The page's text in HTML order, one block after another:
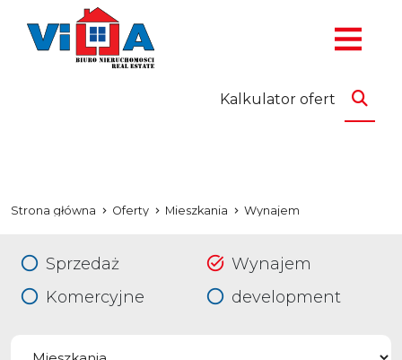
Kalkulator ofert
Strona główna Oferty Mieszkania Wynajem
Sprzedaż
Wynajem
Komercyjne
development